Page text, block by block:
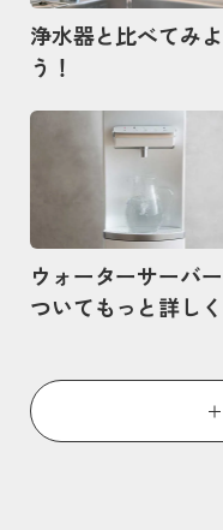
浄水器と比べてみよ
う！
ウォーターサーバ
ついてもっと詳しく
記事を読む